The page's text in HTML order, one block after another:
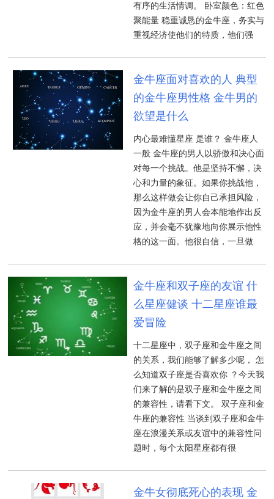
有序的生活情调。 卧室颜色：红色
聚能量 稳重诚恳的金牛座，务实与
重视经济使他们的特质，他们强
金牛座面对喜欢的人 典型
的金牛座男性格 金牛男的
欲望是什么
内心最难懂星座 是谁？ 金牛座人
一般 金牛座的男人以骄傲和决心面
对每一个挑战。他是坚持不懈，决
心和力量的象征。如果你挑战他，
那么这样做会让你自己承担风险，
因为金牛座的男人会本能地作出反
应，并会毫不犹豫地向你展示他性
格的这一面。他很自信，一旦做
金牛座和双子座的友谊 什
么星座健谈 十二星座谁最
爱冒险
十二星座中，双子座和金牛座之间
的关系，我们能够了解多少呢， 怎
么知道双子座是否喜欢你 ？今天我
们来了解的是双子座和金牛座之间
的兼容性，请看下文。 双子座和金
牛座的兼容性 当谈到双子座和金牛
座在浪漫关系或友谊中的兼容性问
题时，每个太阳星座都有很
金牛女彻底死心的表现 金